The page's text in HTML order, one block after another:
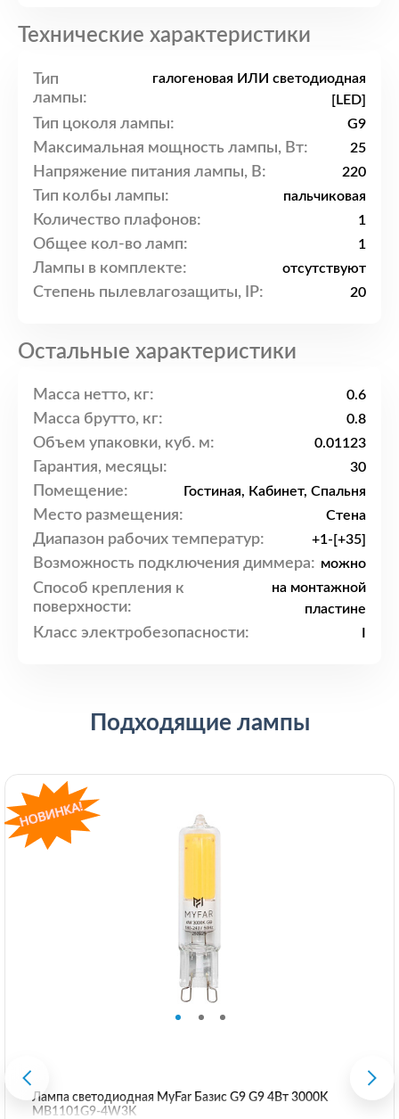
Технические характеристики
Тип
лампы:
галогеновая ИЛИ светодиодная
[LED]
Тип цоколя лампы: G9
Максимальная мощность лампы, Вт: 25
Напряжение питания лампы, В: 220
Тип колбы лампы: пальчиковая
Количество плафонов: 1
Общее кол-во ламп: 1
Лампы в комплекте: отсутствуют
Степень пылевлагозащиты, IP: 20
Остальные характеристики
Масса нетто, кг: 0.6
Масса брутто, кг: 0.8
Объем упаковки, куб. м: 0.01123
Гарантия, месяцы: 30
Помещение: Гостиная, Кабинет, Спальня
Место размещения: Стена
Диапазон рабочих температур: +1-[+35]
Возможность подключения диммера: можно
Способ крепления к
поверхности:
на монтажной
пластине
Класс электробезопасности:
Подходящие лампы
Лампа светодиодная MyFar Базис G9 G9 4Вт 3000K
MB1101G9-4W3K